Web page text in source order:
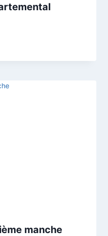
manche